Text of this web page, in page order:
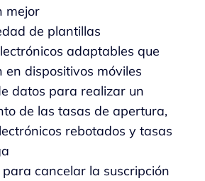
mejor
de plantillas
adaptables que
en dispositivos móviles
datos para realizar un
de las tasas de apertura,
rebotados y tasas
para cancelar la suscripción